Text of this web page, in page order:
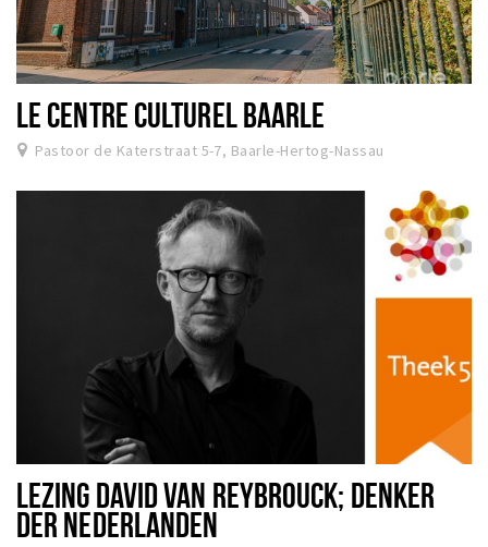
Manger
Boire
Dormir
Récréation
Activité
Piste cyclable
Marche et randonnées
Nature
LE CENTRE CULTUREL BAARLE
Pastoor de Katerstraat 5-7, Baarle-Hertog-Nassau
LEZING DAVID VAN REYBROUCK; DENKER
DER NEDERLANDEN